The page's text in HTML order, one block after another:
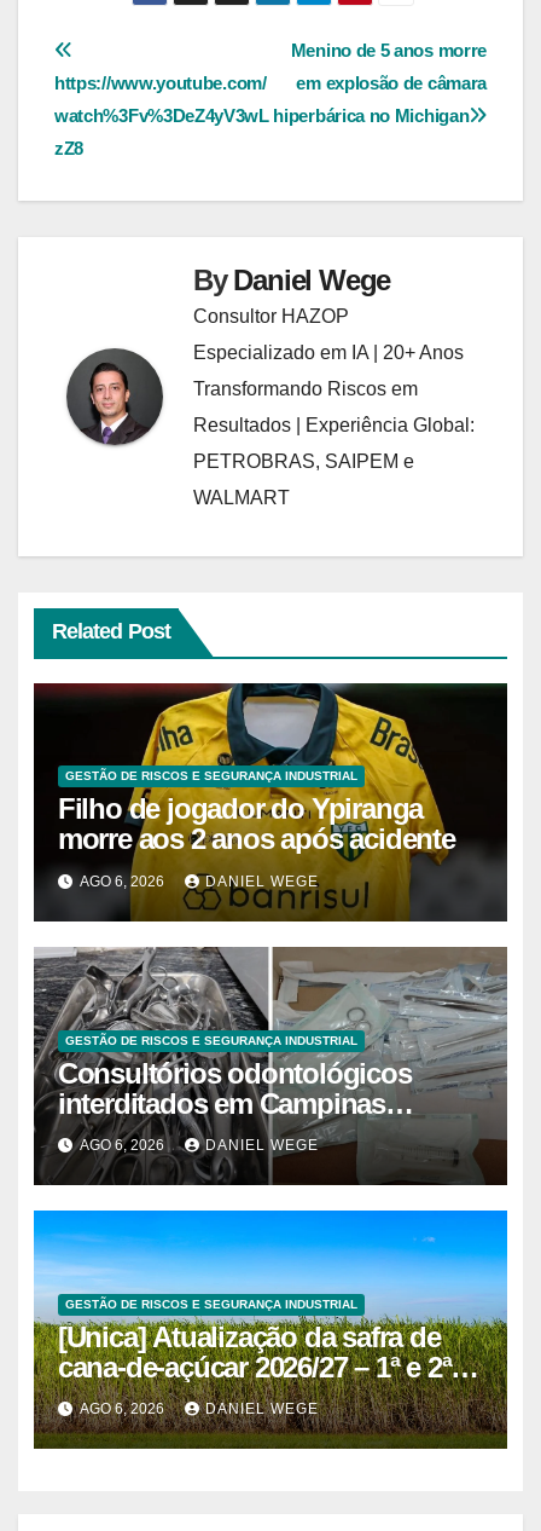
Navegação
de
Post
Menino de 5 anos morre
em explosão de câmara
hiperbárica no Michigan
https://www.youtube.com/
watch%3Fv%3DeZ4yV3wL
zZ8
ByDaniel Wege
Consultor HAZOP
Especializado em IA | 20+ Anos
Transformando Riscos em
Resultados | Experiência Global:
PETROBRAS, SAIPEM e
WALMART
Related Post
GESTÃO DE RISCOS E SEGURANÇA INDUSTRIAL
Filho de jogador do Ypiranga
morre aos 2 anos após acidente
AGO 6, 2026 DANIEL WEGE
GESTÃO DE RISCOS E SEGURANÇA INDUSTRIAL
Consultórios odontológicos
interditados em Campinas
superam 2025
AGO 6, 2026 DANIEL WEGE
GESTÃO DE RISCOS E SEGURANÇA INDUSTRIAL
[Unica] Atualização da safra de
cana-de-açúcar 2026/27 – 1ª e 2ª
quinzenas de junho
AGO 6, 2026 DANIEL WEGE